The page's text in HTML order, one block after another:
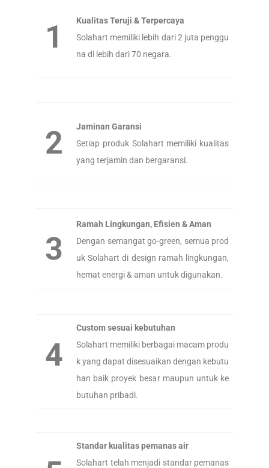
1
Kualitas Teruji & Terpercaya
Solahart memiliki lebih dari 2 juta penggu
na di lebih dari 70 negara.
2
Jaminan Garansi
Setiap produk Solahart memiliki kualitas
yang terjamin dan bergaransi.
3
Ramah Lingkungan, Efisien & Aman
Dengan semangat go-green, semua prod
uk Solahart di design ramah lingkungan,
hemat energi & aman untuk digunakan.
4
Custom sesuai kebutuhan
Solahart memiliki berbagai macam produ
k yang dapat disesuaikan dengan kebutu
han baik proyek besar maupun untuk ke
butuhan pribadi.
Standar kualitas pemanas air
Solahart telah menjadi standar pemanas